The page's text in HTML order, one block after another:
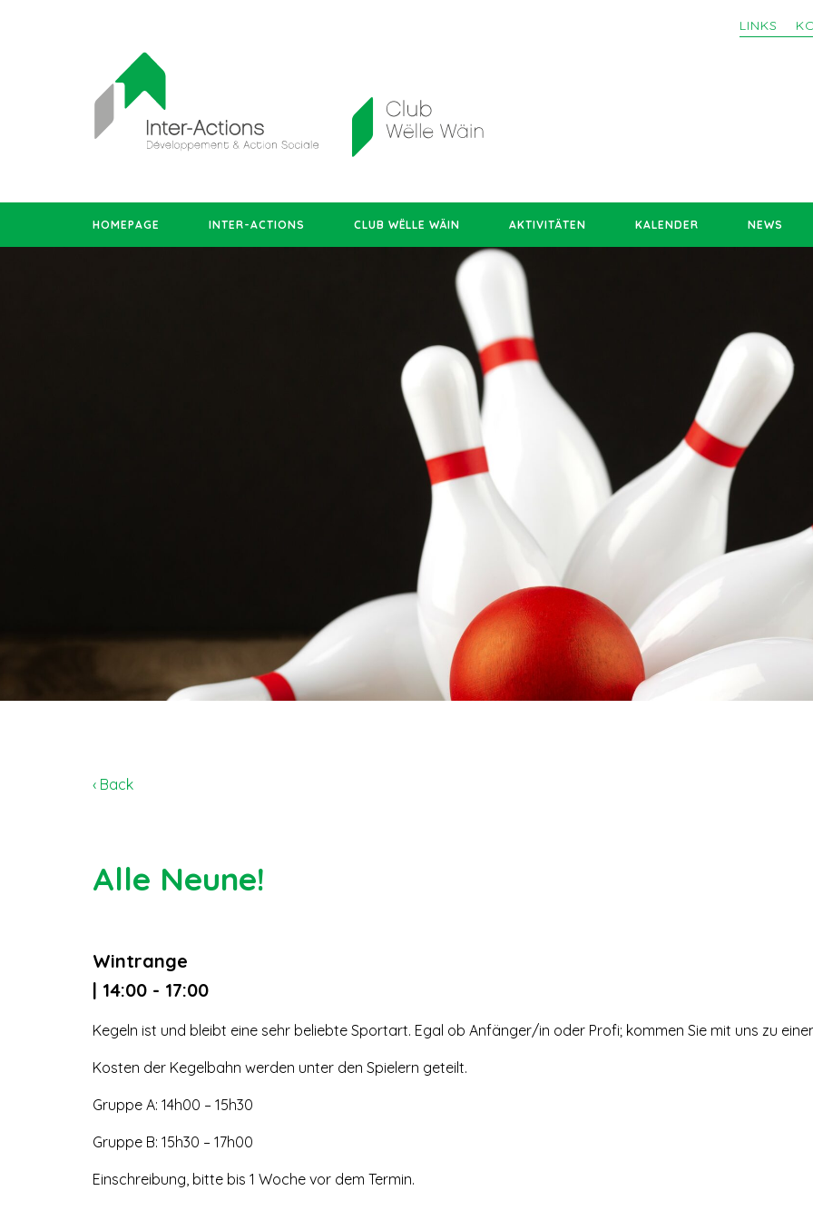
LINKS
HOMEPAGE INTER-ACTIONS CLUB WËLLE WÄIN AKTIVITÄTEN KALENDER NEWS
‹ Back
Alle Neune!
Wintrange
| 14:00 - 17:00
Kegeln ist und bleibt eine sehr beliebte Sportart. Egal ob Anfänger/in oder Profi; kommen Sie mit uns zu
Kosten der Kegelbahn werden unter den Spielern geteilt.
Gruppe A: 14h00 – 15h30
Gruppe B: 15h30 – 17h00
Einschreibung, bitte bis 1 Woche vor dem Termin.